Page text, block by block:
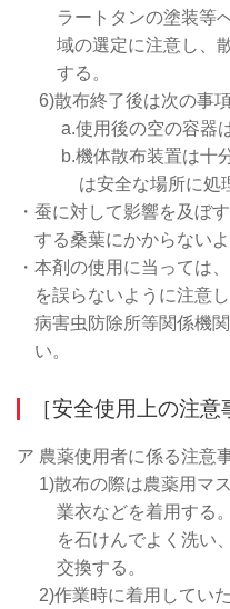
ラートタンの塗装等
域の選定に注意し、
する。
6)散布終了後は次の事項
a.使用後の空の容器
b.機体散布装置は十
は安全な場所に処
・蚕に対して影響を及ぼ
する桑葉にかからないよ
・本剤の使用に当っては
を誤らないように注意
病害虫防除所等関係機
い。
［安全使用上の注意
ア 農薬使用者に係る注意
1)散布の際は農薬用マ
業衣などを着用する
を石けんでよく洗い
交換する。
2)作業時に着用してい